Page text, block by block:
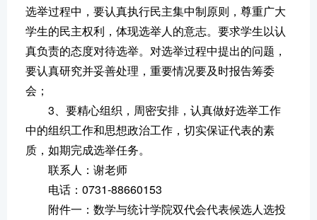
选举过程中，要认真执行民主集中制原则，尊重广大
学生的民主权利，体现选举人的意志。要求学生以认
真负责的态度对待选举。对选举过程中提出的问题，
要认真研究并妥善处理，重要情况要及时报告筹委
会；
3、要精心组织，周密安排，认真做好选举工作
中的组织工作和思想政治工作，切实保证代表的素
质，如期完成选举任务。
联系人：谢老师
电话：0731-88660153
附件一：数学与统计学院双代会代表候选人选投